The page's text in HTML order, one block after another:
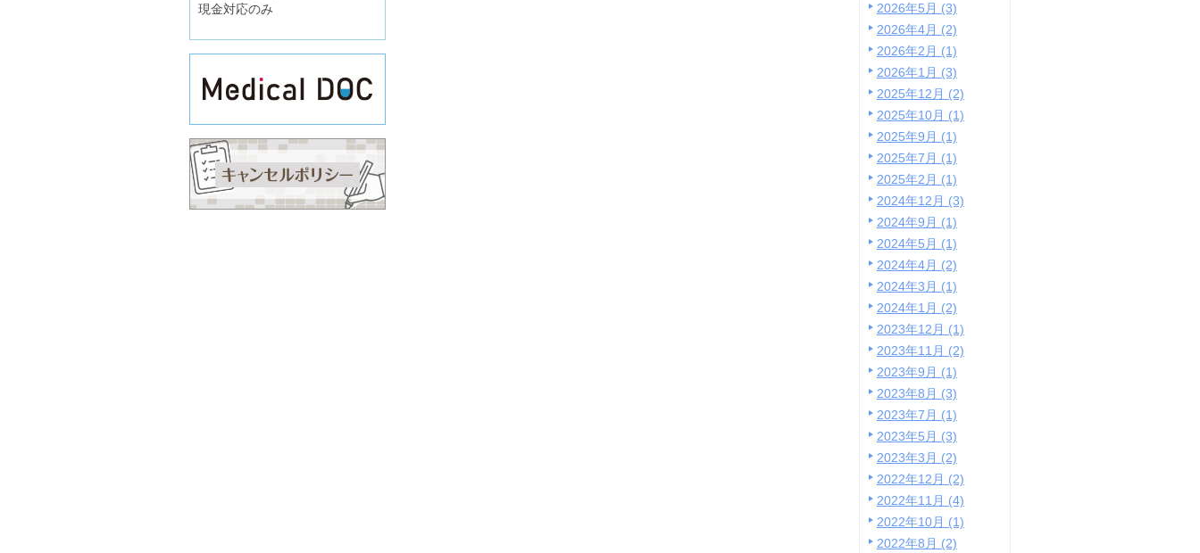
2026年5月 (3)
2026年4月 (2)
2026年2月 (1)
2026年1月 (3)
2025年12月 (2)
2025年10月 (1)
2025年9月 (1)
2025年7月 (1)
2025年2月 (1)
2024年12月 (3)
2024年9月 (1)
2024年5月 (1)
2024年4月 (2)
2024年3月 (1)
2024年1月 (2)
2023年12月 (1)
2023年11月 (2)
2023年9月 (1)
2023年8月 (3)
2023年7月 (1)
2023年5月 (3)
2023年3月 (2)
2022年12月 (2)
2022年11月 (4)
2022年10月 (1)
2022年8月 (2)
現金対応のみ